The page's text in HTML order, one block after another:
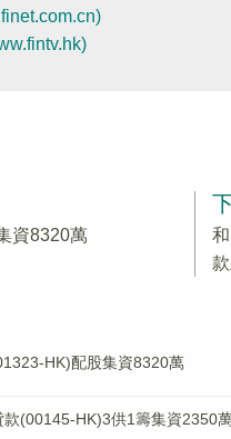
資8320萬
HK)配股集資8320萬
款(00145-HK)3供1籌集資2350